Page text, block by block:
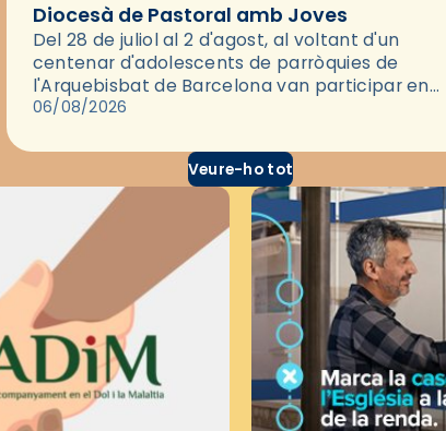
Diocesà de Pastoral amb Joves
Del 28 de juliol al 2 d'agost, al voltant d'un
centenar d'adolescents de parròquies de
l'Arquebisbat de Barcelona van participar en
les convivències Be Apostle, organitzades pel
06/08/2026
Veure-ho tot